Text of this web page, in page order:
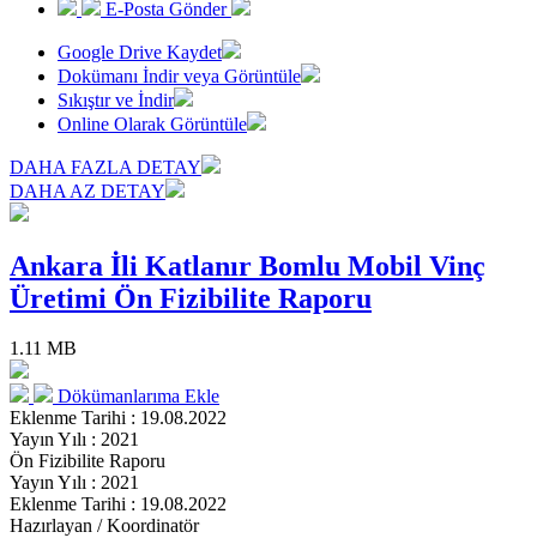
E-Posta Gönder
Google Drive Kaydet
Dokümanı İndir veya Görüntüle
Sıkıştır ve İndir
Online Olarak Görüntüle
DAHA FAZLA DETAY
DAHA AZ DETAY
Ankara İli Katlanır Bomlu Mobil Vinç
Üretimi Ön Fizibilite Raporu
1.11 MB
Dökümanlarıma Ekle
Eklenme Tarihi : 19.08.2022
Yayın Yılı : 2021
Ön Fizibilite Raporu
Yayın Yılı : 2021
Eklenme Tarihi : 19.08.2022
Hazırlayan / Koordinatör